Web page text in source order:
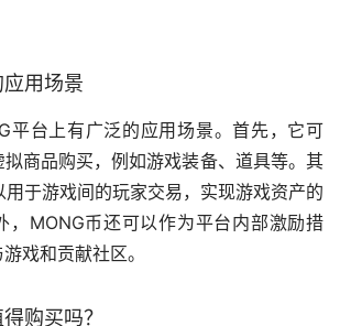
用场景
平台上有广泛的应用场景。首先，它可
商品购买，例如游戏装备、道具等。其
于游戏间的玩家交易，实现游戏资产的
，MONG币还可以作为平台内部激励措
戏和贡献社区。
购买吗？